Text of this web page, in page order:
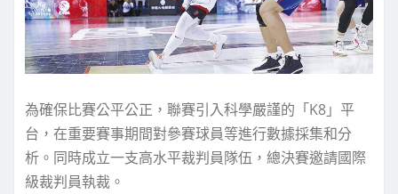
為確保比賽公平公正，聯賽引入科學嚴謹的「K8」平
台，在重要賽事期間對參賽球員等進行數據採集和分
析。同時成立一支高水平裁判員隊伍，總決賽邀請國際
級裁判員執裁。